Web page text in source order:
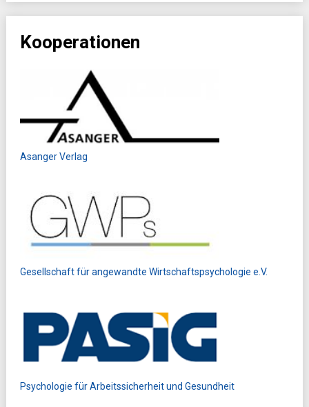
Kooperationen
Asanger Verlag
Gesellschaft für angewandte Wirtschaftspsychologie e.V.
Psychologie für Arbeitssicherheit und Gesundheit